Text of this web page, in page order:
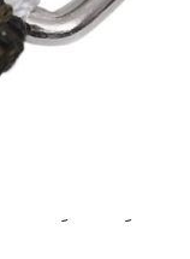
цел.
"Добави в
изберете броя
цел.
"Добави в
изберете броя